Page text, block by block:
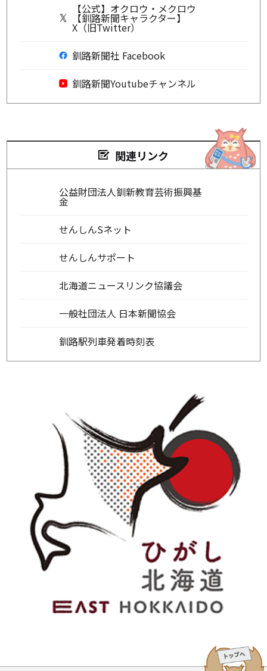
【公式】オクロウ・メクロウ
【釧路新聞キャラクター】
X（旧Twitter）
釧路新聞社 Facebook
釧路新聞Youtubeチャンネル
関連リンク
公益財団法人釧新教育芸術振興基
金
せんしんSネット
せんしんサポート
北海道ニュースリンク協議会
一般社団法人 日本新聞協会
釧路駅列車発着時刻表